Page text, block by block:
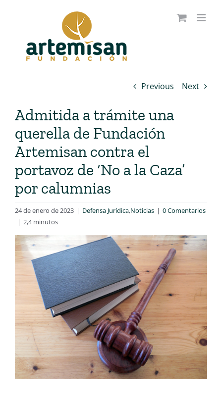
Previous Next
Admitida a trámite una
querella de Fundación
Artemisan contra el
portavoz de ‘No a la Caza’
por calumnias
24 de enero de 2023 | Defensa Jurídica,Noticias | 0 Comentarios
| 2,4 minutos